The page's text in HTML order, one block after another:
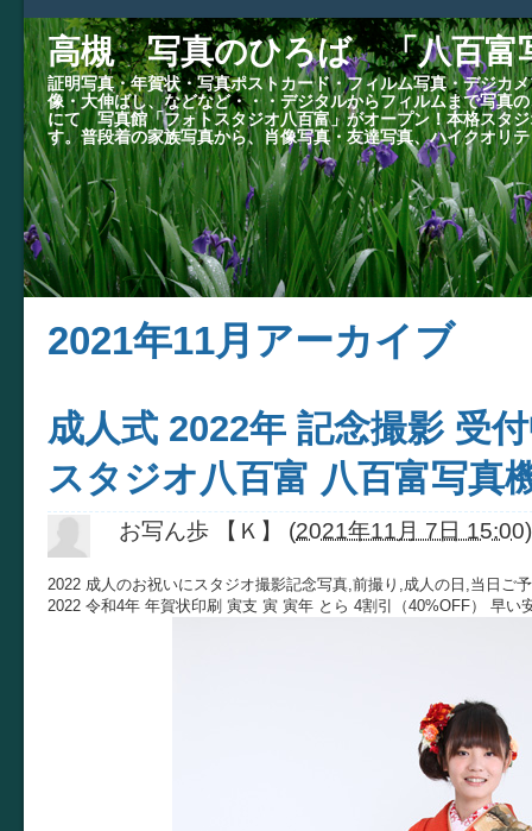
高槻 写真のひろば 「八百富
証明写真・年賀状・写真ポストカード・フィルム写真・デジカ
像・大伸ばし、などなど・・・デジタルからフィルムまで写
にて 写真館「フォトスタジオ八百富」がオープン！本格スタ
す。普段着の家族写真から、肖像写真・友達写真、ハイクオリ
2021年11月アーカイブ
成人式 2022年 記念撮影 受
スタジオ八百富 八百富写真
お写ん歩 【Ｋ】 (2021年11月 7日 15:00)
2022 成人のお祝いにスタジオ撮影記念写真,前撮り,成人の日,当日ご
2022 令和4年 年賀状印刷 寅支 寅 寅年 とら 4割引（40%OFF） 早い